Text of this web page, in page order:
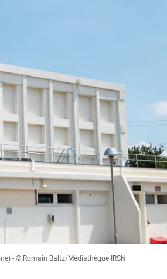
- © Romain Baltz/Médiathèque IRSN